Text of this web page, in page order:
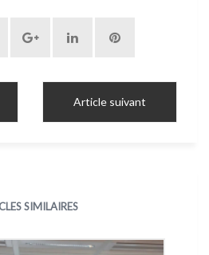
Article suivant
SIMILAIRES